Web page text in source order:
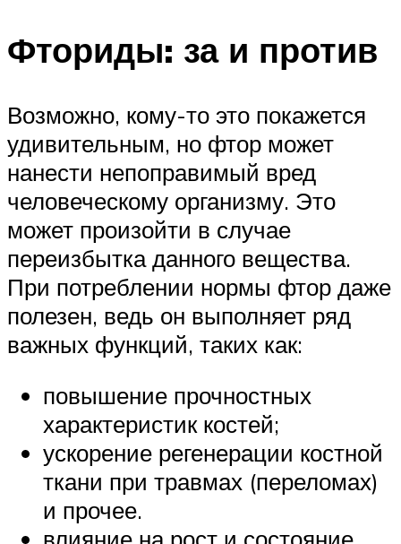
Фториды: за и против
Возможно, кому-то это покажется
удивительным, но фтор может
нанести непоправимый вред
человеческому организму. Это
может произойти в случае
переизбытка данного вещества.
При потреблении нормы фтор даже
полезен, ведь он выполняет ряд
важных функций, таких как:
повышение прочностных
характеристик костей;
ускорение регенерации костной
ткани при травмах (переломах)
и прочее.